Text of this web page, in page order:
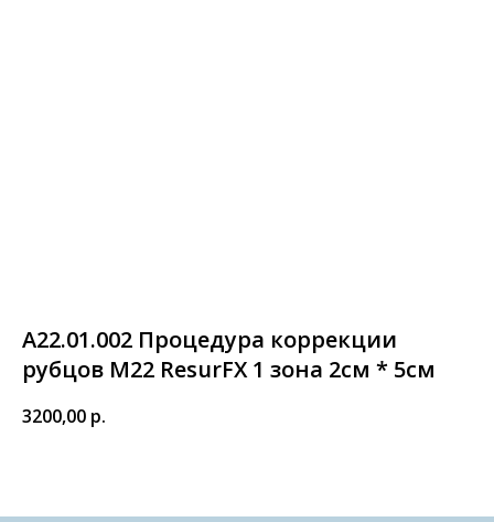
А22.01.002 Процедура коррекции
рубцов М22 ResurFX 1 зона 2см * 5см
3200,00 р.